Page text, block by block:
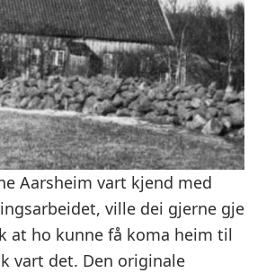
Aarsheim vart kjend med
ville dei gjerne gje
at ho kunne få koma heim til
vart det. Den originale